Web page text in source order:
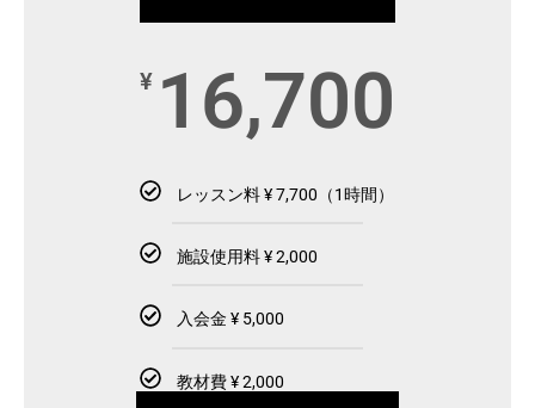
¥ 16,700
レッスン料 ¥ 7,700（1時間）
施設使用料 ¥ 2,000
入会金 ¥ 5,000
教材費 ¥ 2,000